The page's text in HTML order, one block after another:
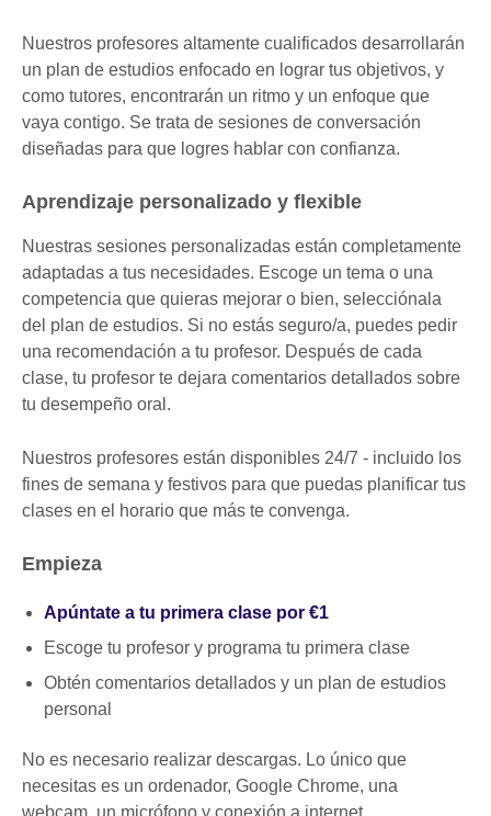
Nuestros profesores altamente cualificados desarrollarán
un plan de estudios enfocado en lograr tus objetivos, y
como tutores, encontrarán un ritmo y un enfoque que
vaya contigo. Se trata de sesiones de conversación
diseñadas para que logres hablar con confianza.
Aprendizaje personalizado y flexible
Nuestras sesiones personalizadas están completamente
adaptadas a tus necesidades. Escoge un tema o una
competencia que quieras mejorar o bien, selecciónala
del plan de estudios. Si no estás seguro/a, puedes pedir
una recomendación a tu profesor. Después de cada
clase, tu profesor te dejara comentarios detallados sobre
tu desempeño oral.
Nuestros profesores están disponibles 24/7 - incluido los
fines de semana y festivos para que puedas planificar tus
clases en el horario que más te convenga.
Empieza
Apúntate a tu primera clase por €1
Escoge tu profesor y programa tu primera clase
Obtén comentarios detallados y un plan de estudios
personal
No es necesario realizar descargas. Lo único que
necesitas es un ordenador, Google Chrome, una
webcam, un micrófono y conexión a internet.